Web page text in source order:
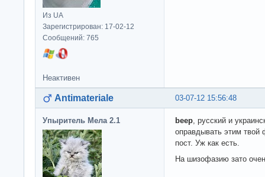
Из UA
Зарегистрирован: 17-02-12
Сообщений: 765
Неактивен
03-07-12 15:56:48
Antimateriale
Упыритель Мела 2.1 beep , русский и
оправдывать этим твой
пост. Уж как есть.
На шизофазию зато